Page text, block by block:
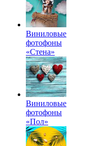
Виниловые
фотофоны
«Стена»
Виниловые
фотофоны
«Пол»